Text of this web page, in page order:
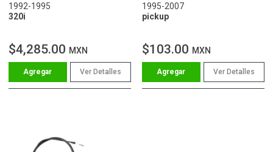
1992-1995
320i
$4,285.00 MXN
Ver Detalles
1995-2007
pickup
$103.00 MXN
Ver Detalles